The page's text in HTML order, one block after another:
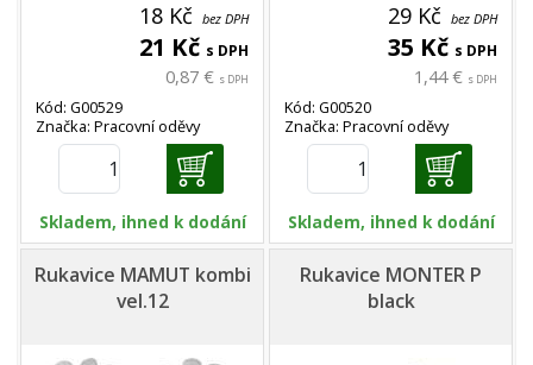
18 Kč bez DPH
21 Kč s DPH
0,87 € s DPH
Kód: G00529
Značka: Pracovní oděvy
Skladem, ihned k dodání
29 Kč bez DPH
35 Kč s DPH
1,44 € s DPH
Kód: G00520
Značka: Pracovní oděvy
Skladem, ihned k dodání
Rukavice MAMUT kombi
vel.12
Rukavice MONTER P
black